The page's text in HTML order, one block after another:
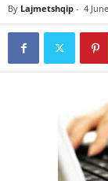
By Lajmetshqip - 4